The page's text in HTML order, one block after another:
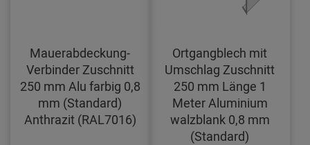
Mauerabdeckung-
Verbinder Zuschnitt
250 mm Alu farbig 0,8
mm (Standard)
Anthrazit (RAL7016)
Ortgangblech mit
Umschlag Zuschnitt
250 mm Länge 1
Meter Aluminium
walzblank 0,8 mm
(Standard)